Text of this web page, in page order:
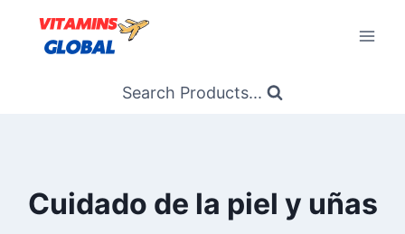
content
Search Products...
Cuidado de la piel y uñas